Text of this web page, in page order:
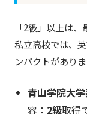
「2級」以上は
私立高校では、
ンパクトがありま
青山学院大
容： 2級取得